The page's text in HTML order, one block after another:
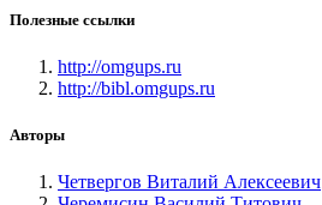
Полезные ссылки
http://omgups.ru
http://bibl.omgups.ru
Авторы
Четвергов Виталий Алексеевич